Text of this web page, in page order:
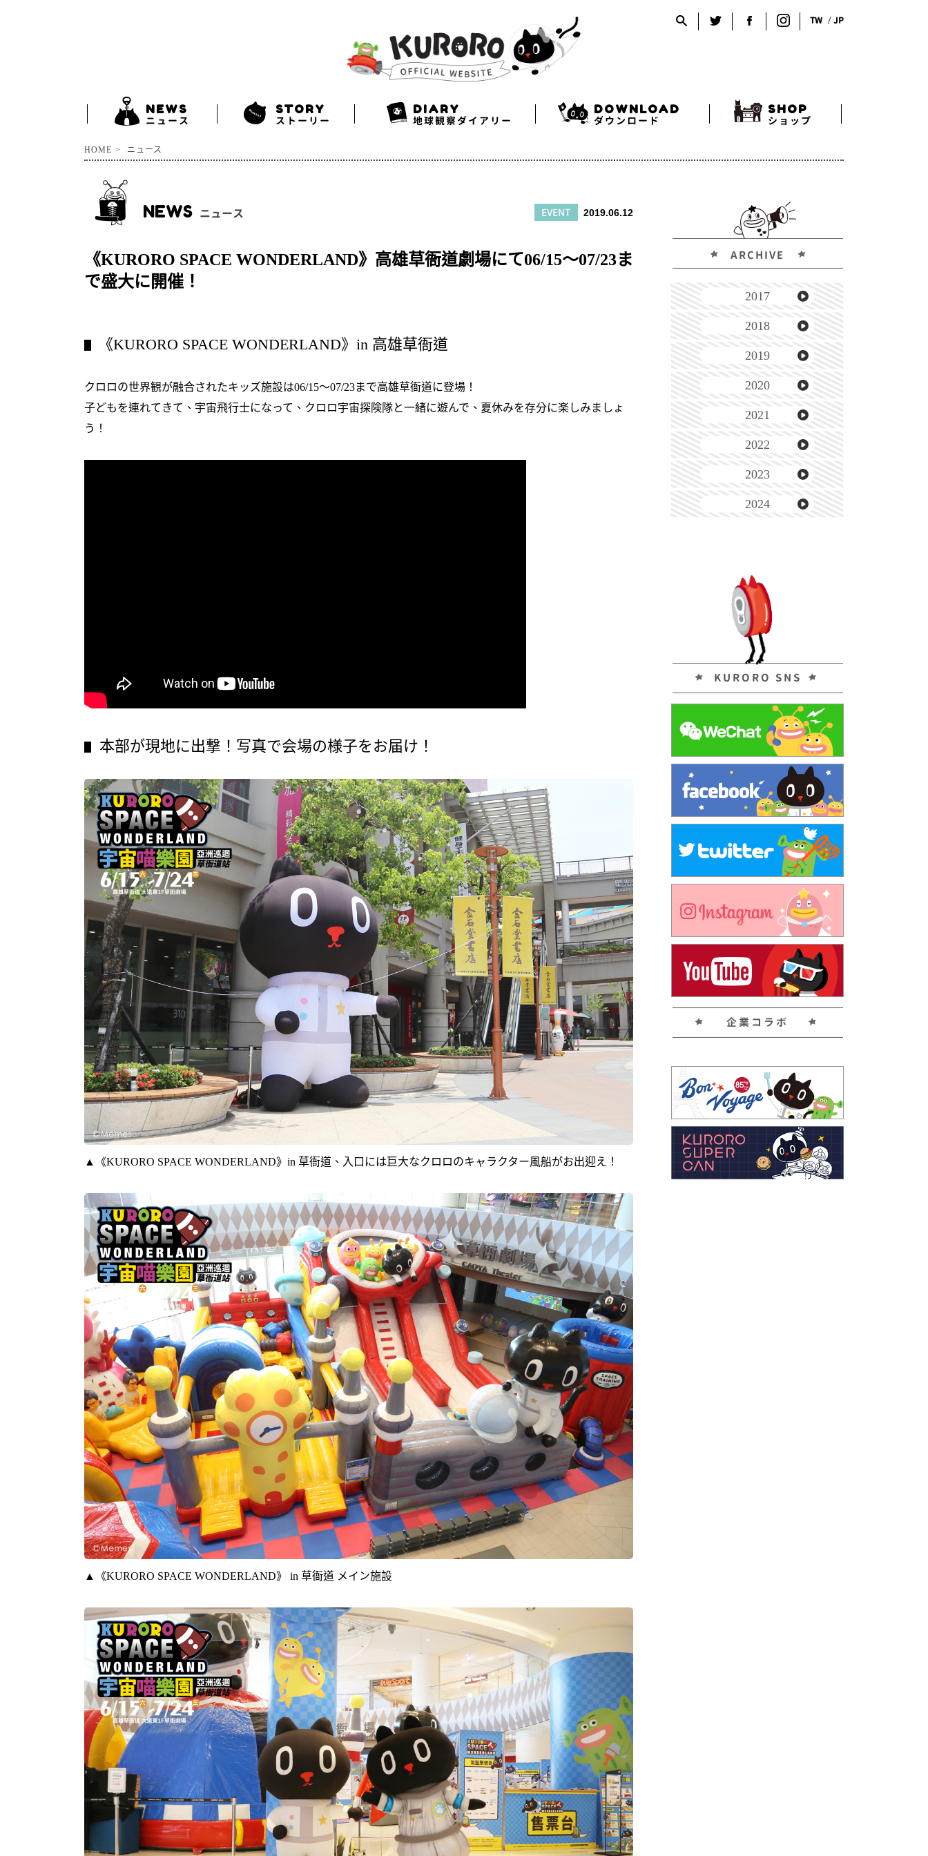
NEWS
ニュース
STORY
ストーリー
DIARY
地球観察ダイアリー
DOWNLOAD
ダウンロード
SHOP
ショップ
TW JP
HOME ニュース
EVENT 2019.06.12
NEWS ニュース
《KURORO SPACE WONDERLAND》高雄草衙道劇場にて06/15～07/23ま
で盛大に開催！
《KURORO SPACE WONDERLAND》 in 高雄草衙道
クロロの世界観が融合されたキッズ施設は06/15～07/23まで高雄草衙道に登場！
子どもを連れてきて、宇宙飛行士になって、クロロ宇宙探険隊と一緒に遊んで、夏休みを存分に楽しみましょ
う！
本部が現地に出撃！写真で会場の様子をお届け！
▲《KURORO SPACE WONDERLAND》in 草衙道、入口には巨大なクロロのキャラクター風船がお出迎え！
▲《KURORO SPACE WONDERLAND》 in 草衙道 メイン施設
ARCHIVE
2017
2018
2019
2020
2021
2022
2023
2024
KURORO SNS
企業コラボ